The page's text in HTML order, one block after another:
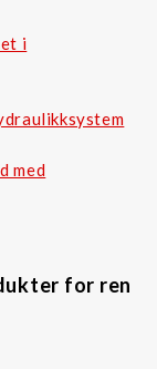
i
med
for ren